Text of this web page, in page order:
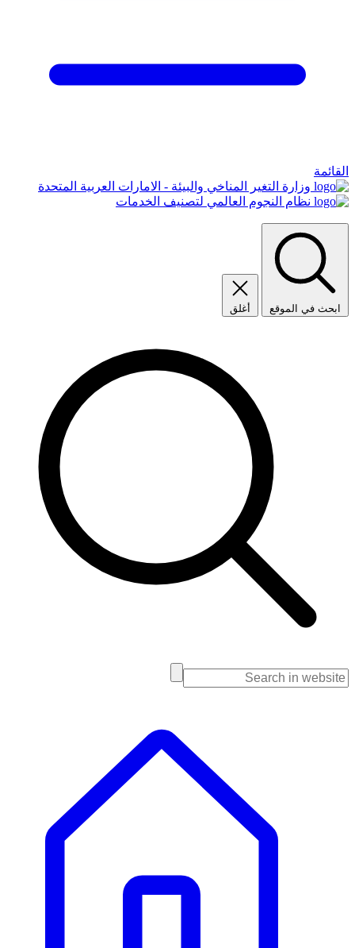
القائمة
وزارة التغير المناخي والبيئة - الامارات العربية المتحدة
نظام النجوم العالمي لتصنيف الخدمات
ابحث في الموقع أغلق